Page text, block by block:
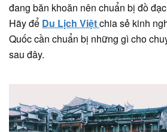
đang băn khoăn nên chuẩn bị đồ
Hãy để Du Lịch Việtchia sẻ kinh
Quốc cần chuẩn bị những gì cho
sau đây.